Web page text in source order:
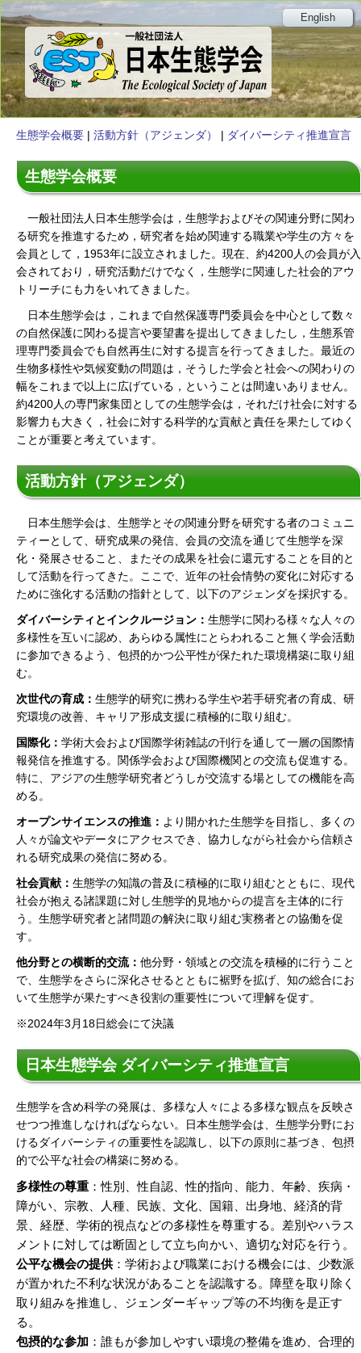
English
生態学会概要 | 活動方針（アジェンダ） | ダイバーシティ推進宣言
生態学会概要
一般社団法人日本生態学会は，生態学およびその関連分野に関わ
る研究を推進するため，研究者を始め関連する職業や学生の方々を
会員として，1953年に設立されました。現在、約4200人の会員が入
会されており，研究活動だけでなく，生態学に関連した社会的アウ
トリーチにも力をいれてきました。
日本生態学会は，これまで自然保護専門委員会を中心として数々
の自然保護に関わる提言や要望書を提出してきましたし，生態系管
理専門委員会でも自然再生に対する提言を行ってきました。最近の
生物多様性や気候変動の問題は，そうした学会と社会への関わりの
幅をこれまで以上に広げている，ということは間違いありません。
約4200人の専門家集団としての生態学会は，それだけ社会に対する
影響力も大きく，社会に対する科学的な貢献と責任を果たしてゆく
ことが重要と考えています。
活動方針（アジェンダ）
日本生態学会は、生態学とその関連分野を研究する者のコミュニ
ティーとして、研究成果の発信、会員の交流を通じて生態学を深
化・発展させること、またその成果を社会に還元することを目的と
して活動を行ってきた。ここで、近年の社会情勢の変化に対応する
ために強化する活動の指針として、以下のアジェンダを採択する。
ダイバーシティとインクルージョン： 生態学に関わる様々な人々の
多様性を互いに認め、あらゆる属性にとらわれること無く学会活動
に参加できるよう、包摂的かつ公平性が保たれた環境構築に取り組
む。
次世代の育成： 生態学的研究に携わる学生や若手研究者の育成、研
究環境の改善、キャリア形成支援に積極的に取り組む。
国際化： 学術大会および国際学術雑誌の刊行を通して一層の国際情
報発信を推進する。関係学会および国際機関との交流も促進する。
特に、アジアの生態学研究者どうしが交流する場としての機能を高
める。
オープンサイエンスの推進： より開かれた生態学を目指し、多くの
人々が論文やデータにアクセスでき、協力しながら社会から信頼さ
れる研究成果の発信に努める。
社会貢献： 生態学の知識の普及に積極的に取り組むとともに、現代
社会が抱える諸課題に対し生態学的見地からの提言を主体的に行
う。生態学研究者と諸問題の解決に取り組む実務者との協働を促
す。
他分野との横断的交流： 他分野・領域との交流を積極的に行うこと
で、生態学をさらに深化させるとともに裾野を拡げ、知の総合にお
いて生態学が果たすべき役割の重要性について理解を促す。
※2024年3月18日総会にて決議
日本生態学会 ダイバーシティ推進宣言
生態学を含め科学の発展は、多様な人々による多様な観点を反映さ
せつつ推進しなければならない。日本生態学会は、生態学分野にお
けるダイバーシティの重要性を認識し、以下の原則に基づき、包摂
的で公平な社会の構築に努める。
多様性の尊重 ：性別、性自認、性的指向、能力、年齢、疾病・
障がい、宗教、人種、民族、文化、国籍、出身地、経済的背
景、経歴、学術的視点などの多様性を尊重する。差別やハラス
メントに対しては断固として立ち向かい、適切な対応を行う。
公平な機会の提供：学術および職業における機会には、少数派
が置かれた不利な状況があることを認識する。障壁を取り除く
取り組みを推進し、ジェンダーギャップ等の不均衡を是正す
る。
包摂的な参加 ：誰もが参加しやすい環境の整備を進め、合理的